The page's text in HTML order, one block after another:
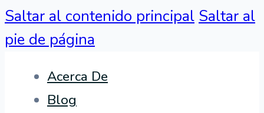
Saltar al contenido principal Saltar al
pie de página
Acerca De
Blog